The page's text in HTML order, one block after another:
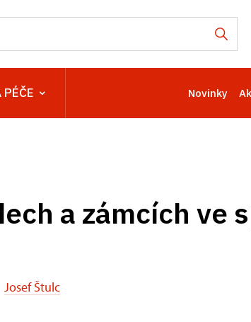
PÉČE Novinky
a zámcích ve
Josef Štulc